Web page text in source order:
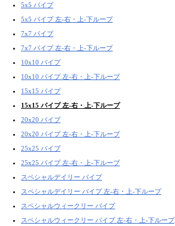
5x5 パイプ
5x5 パイプ 左-右・上-下ループ
7x7 パイプ
7x7 パイプ 左-右・上-下ループ
10x10 パイプ
10x10 パイプ 左-右・上-下ループ
15x15 パイプ
15x15 パイプ 左-右・上-下ループ
20x20 パイプ
20x20 パイプ 左-右・上-下ループ
25x25 パイプ
25x25 パイプ 左-右・上-下ループ
スペシャルデイリー パイプ
スペシャルデイリー パイプ 左-右・上-下ループ
スペシャルウィークリー パイプ
スペシャルウィークリー パイプ 左-右・上-下ループ